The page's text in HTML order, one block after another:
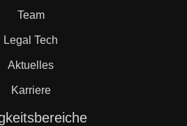
Team
Legal Tech
Aktuelles
Karriere